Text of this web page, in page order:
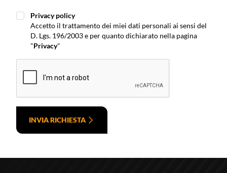
Privacy policy
Privacy policy
Accetto il trattamento dei miei dati personali ai sensi del
D. Lgs. 196/2003 e per quanto dichiarato nella pagina
"Privacy"
INVIA RICHIESTA